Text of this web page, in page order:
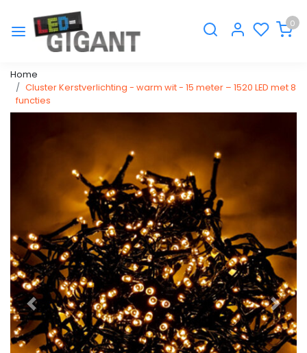
0
Home
Cluster Kerstverlichting - warm wit - 15 meter – 1520 LED met 8
functies
Vorige